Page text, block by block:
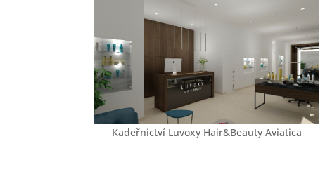
Kadeřnictví Luvoxy Hair&Beauty Aviatica